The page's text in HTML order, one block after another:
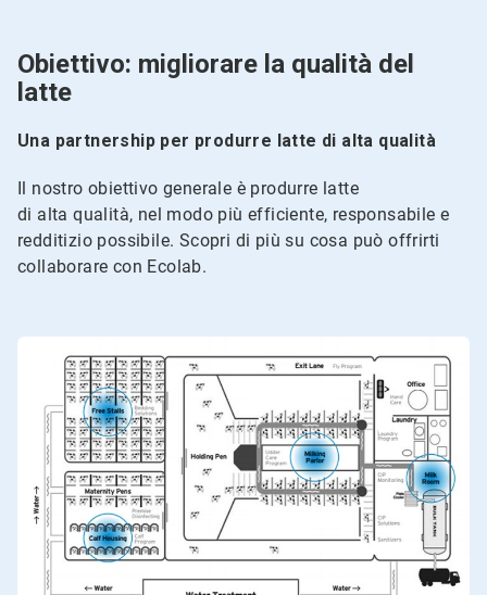
Obiettivo: migliorare la qualità del
latte
Una partnership per produrre latte di alta qualità
Il nostro obiettivo generale è produrre latte
di alta qualità, nel modo più efficiente, responsabile e
redditizio possibile. Scopri di più su cosa può offrirti
collaborare con Ecolab.